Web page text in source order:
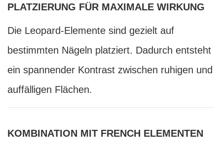
PLATZIERUNG FÜR MAXIMALE WIRKUNG
Die Leopard-Elemente sind gezielt auf
bestimmten Nägeln platziert. Dadurch entsteht
ein spannender Kontrast zwischen ruhigen und
auffälligen Flächen.
KOMBINATION MIT FRENCH ELEMENTEN